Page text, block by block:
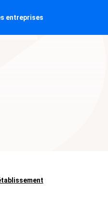
entreprises